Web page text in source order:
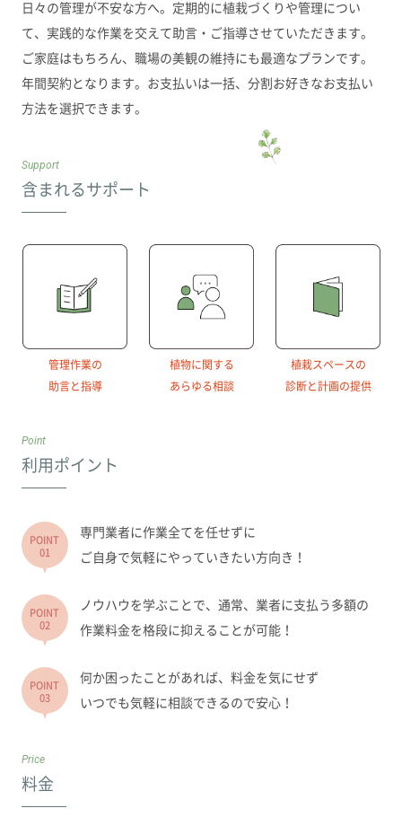
日々の管理が不安な方へ。定期的に植栽づくりや管理につい
て、実践的な作業を交えて助言・ご指導させていただきます。
ご家庭はもちろん、職場の美観の維持にも最適なプランです。
年間契約となります。お支払いは一括、分割お好きなお支払い
方法を選択できます。
Support
含まれるサポート
管理作業の
助言と指導
植物に関する
あらゆる相談
植栽スペースの
診断と計画の提供
Point
利用ポイント
POINT
01
専門業者に作業全てを任せずに
ご自身で気軽にやっていきたい方向き！
POINT
02
ノウハウを学ぶことで、通常、業者に支払う多額の
作業料金を格段に抑えることが可能！
POINT
03
何か困ったことがあれば、料金を気にせず
いつでも気軽に相談できるので安心！
Price
料金